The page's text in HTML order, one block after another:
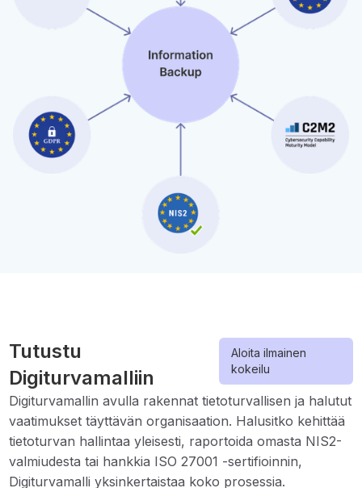
Tutustu
Digiturvamalliin
Aloita ilmainen
kokeilu
Digiturvamallin avulla rakennat tietoturvallisen ja halutut
vaatimukset täyttävän organisaation. Halusitko kehittää
tietoturvan hallintaa yleisesti, raportoida omasta NIS2-
valmiudesta tai hankkia ISO 27001 -sertifioinnin,
Digiturvamalli yksinkertaistaa koko prosessia.